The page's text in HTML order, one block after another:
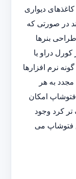
کاغذهای دیواری
در صورتی که
بنرها
دراو یا
نرم افزارها
مجدد به هر
فتوشاپ امکان
تر کرد وجود
فتوشاپ می